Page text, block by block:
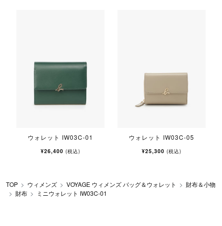
ウォレット IW03C-01
¥26,400 (税込)
ウォレット IW03C-05
¥25,300 (税込)
TOP ウィメンズ VOYAGE ウィメンズ バッグ＆ウォレット
財布＆小物
財布
ミニウォレット IW03C-01